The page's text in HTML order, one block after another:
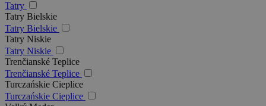
Tatry
Tatry Bielskie
Tatry Bielskie
Tatry Niskie
Tatry Niskie
Trenčianské Teplice
Trenčianské Teplice
Turczańskie Cieplice
Turczańskie Cieplice